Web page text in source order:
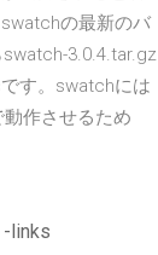
の最新のバ
3.0.4.tar.gz
す。swatchには
作させるため
-links